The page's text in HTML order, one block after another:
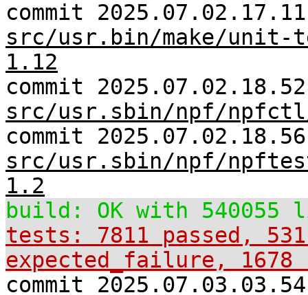
commit
src/usr.bin/make/
1.12
commit
src/usr.sbin/npf/
commit
src/usr.sbin/npf/
1.2
build: OK with 540055
tests: 7811 passed,
expected_failure,
commit